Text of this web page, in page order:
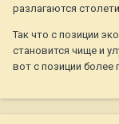
разлагаются
Так что с позиции
становится чище и
вот с позиции более